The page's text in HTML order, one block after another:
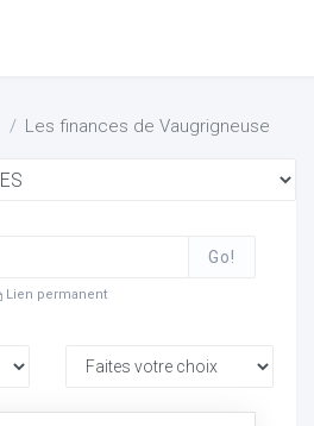
Les finances de Vaugrigneuse
Go!
Lien permanent